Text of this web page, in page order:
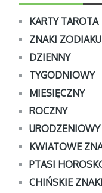
KARTY TAROTA
ZNAKI ZODIAKU
DZIENNY
TYGODNIOWY
MIESIĘCZNY
ROCZNY
URODZENIOWY
KWIATOWE
PTASI
CHIŃSKIE